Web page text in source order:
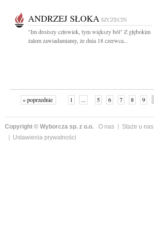
ANDRZEJ SŁOKA SZCZECIN
"Im droższy człowiek, tym większy ból" Z głębokim
żalem zawiadamiamy, że dnia 18 czerwca...
« poprzednie 1 ... 5 6 7 8 9
Copyright © Wyborcza sp. z o.o. O nas Staże u nas
Ustawienia prywatności